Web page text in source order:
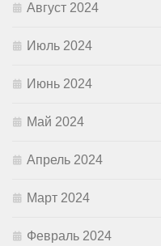
Август 2024
Июль 2024
Июнь 2024
Май 2024
Апрель 2024
Март 2024
Февраль 2024